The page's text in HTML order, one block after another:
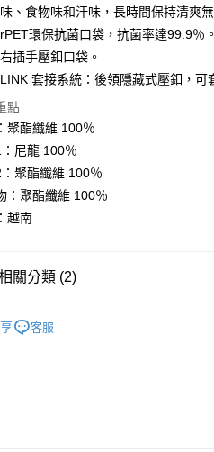
先享後付
明
先享後付是「在收到商品之後才付款」的
安心！
單：不需註冊會員、不需綁卡、不需儲值。
心：先確認商品／服務後，再付款。
先享後付」結帳流程】
結帳方式選擇「AFTEE先享後付」後，將
到繳費通知簡訊後14天內，點擊此簡訊中
商品的店家。未經商家同意取消之訂單仍
款
方式
貨付款
，滿NT$599(含以上)免運費
，滿NT$599(含以上)免運費
取貨付款
、食物味和汗味，長時間保持清爽
環保抗菌口袋，抗菌率達99.9％。
插手壓釦口袋。
套接系統：後領隱藏式壓釦，可
點
聚酯纖維 100％
尼龍 100％
聚酯纖維 100％
：聚酯纖維 100％
越南
關分類 (2)
客服